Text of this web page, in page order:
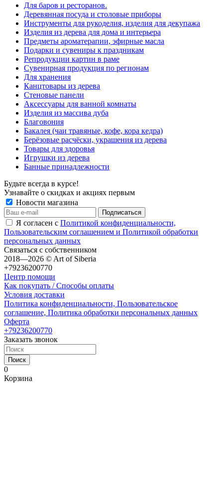
Для баров и ресторанов.
Деревянная посуда и столовые приборы
Инструменты для рукоделия, изделия для декупажа
Изделия из дерева для дома и интерьера
Предметы ароматерапии, эфирные масла
Подарки и сувениры к праздникам
Репродукции картин в раме
Сувенирная продукция по регионам
Для хранения
Канцтовары из дерева
Стеновые панели
Аксессуары для ванной комнаты
Изделия из массива дуба
Благовония
Бакалея (чаи травяные, кофе, кора кедра)
Берёзовые расчёски, украшения из дерева
Товары для здоровья
Игрушки из дерева
Банные принадлежности
Будьте всегда в курсе!
Узнавайте о скидках и акциях первым
Новости магазина
Я согласен с Политикой конфиденциальности,
Пользовательским соглашением и Политикой обработки
персональных данных
Связаться с собственником
2018—2026 © Art of Siberia
+79236200770
Центр помощи
Как покупать / Способы оплаты
Условия доставки
Политика конфиденциальности, Пользовательское
соглашение, Политика обработки персональных данных
Оферта
+79236200770
Заказать звонок
Поиск
0
Корзина